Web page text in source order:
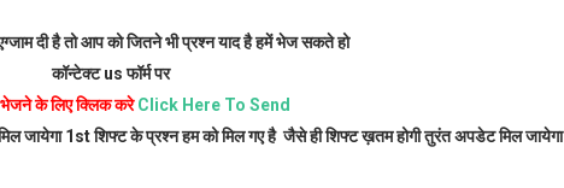
दी है तो आप को जितने भी प्रश्न याद है हमें भेज सकते हो
कॉन्टेक्ट us फॉर्म पर
भेजने के लिए क्लिक करे Click Here To Send
जायेगा 1st शिफ्ट के प्रश्न हम को मिल गए है जैसे ही शिफ्ट ख़तम होगी तुरंत अपडेट मिल जायेगा